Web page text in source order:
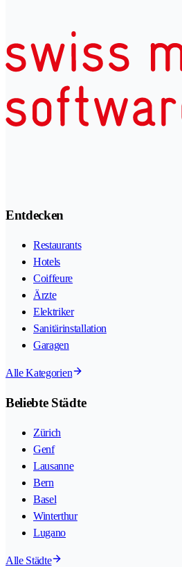
Entdecken
Restaurants
Hotels
Coiffeure
Ärzte
Elektriker
Sanitärinstallation
Garagen
Alle Kategorien
Beliebte Städte
Zürich
Genf
Lausanne
Bern
Basel
Winterthur
Lugano
Alle Städte